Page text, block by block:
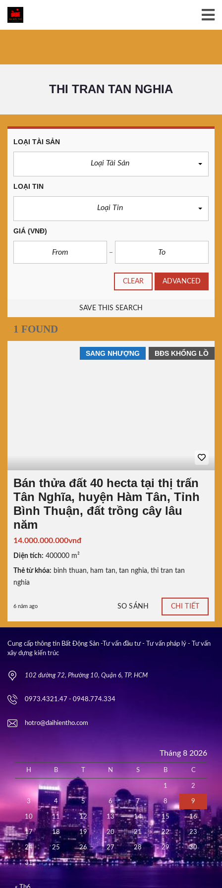
THI TRAN TAN NGHIA
LOẠI TÀI SẢN
Loại Tài Sản
LOẠI TIN
Loại Tin
GIÁ (VNĐ)
CLEAR ADVANCED
SAVE THIS SEARCH
1 FOUND
BĐS KHỔNG LỒ
SANG NHƯỢNG
Bán thửa đất 40 hecta tại thị trấn
Tân Nghĩa, huyện Hàm Tân, Tỉnh
Bình Thuận, đất trồng cây lâu
năm
14.000.000.000vnđ
Diện tích: 400000 m²
Thẻ từ khóa: binh thuan, ham tan, tan nghia, thi tran tan
nghia
6 năm ago SO SÁNH CHI TIẾT
Cung cấp thông tin Bất Động Sản -Tư vấn đầu tư - Tư vấn pháp lý - Tư vấn
xây dựng kiến trúc
102 đường 72, Phường 10, Quận 6, TP. HCM
0973.4321.47 - 0948.774.334
hotro@daihientho.com
Tháng 8 2026
H B N S B C
1 2
3 4 5 6 7 8 9
10 11 12 13 14 15 16
17 18 19 20 21 22 23
24 25 26 27 28 29 30
31